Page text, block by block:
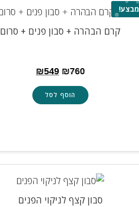
מבצע!
קרם הבהרה + סבון פנים + סרום
₪760
₪549
הוסף לסל
סבון קצף לניקוי הפנים